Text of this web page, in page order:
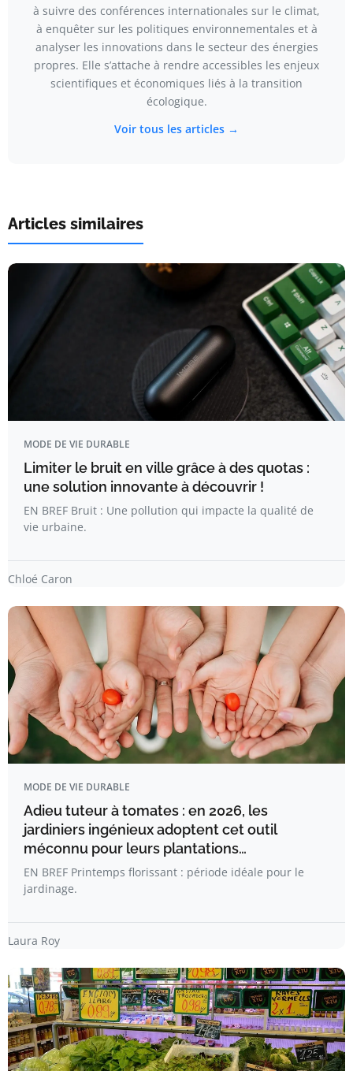
à suivre des conférences internationales sur le climat,
à enquêter sur les politiques environnementales et à
analyser les innovations dans le secteur des énergies
propres. Elle s’attache à rendre accessibles les enjeux
scientifiques et économiques liés à la transition
écologique.
Voir tous les articles →
Articles similaires
MODE DE VIE DURABLE
Limiter le bruit en ville grâce à des quotas :
une solution innovante à découvrir !
EN BREF Bruit : Une pollution qui impacte la qualité de
vie urbaine.
Chloé Caron
MODE DE VIE DURABLE
Adieu tuteur à tomates : en 2026, les
jardiniers ingénieux adoptent cet outil
méconnu pour leurs plantations…
EN BREF Printemps florissant : période idéale pour le
jardinage.
Laura Roy